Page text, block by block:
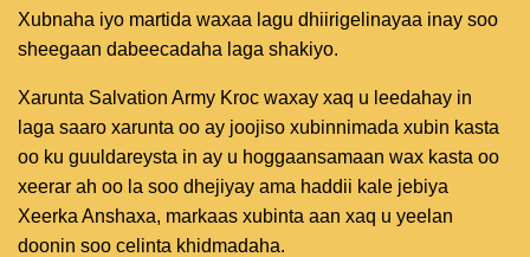
Xubnaha iyo martida waxaa lagu dhiirigelinayaa inay soo
sheegaan dabeecadaha laga shakiyo.
Xarunta Salvation Army Kroc waxay xaq u leedahay in
laga saaro xarunta oo ay joojiso xubinnimada xubin kasta
oo ku guuldareysta in ay u hoggaansamaan wax kasta oo
xeerar ah oo la soo dhejiyay ama haddii kale jebiya
Xeerka Anshaxa, markaas xubinta aan xaq u yeelan
doonin soo celinta khidmadaha.